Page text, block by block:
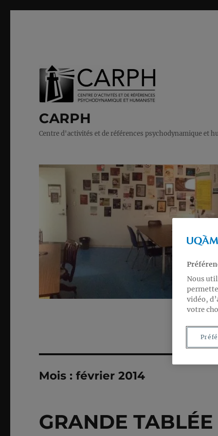
CARPH
Centre d'activités et de références psychodynamique et
Mois :février 2014
GRANDE
Nous
vidéo,
votre